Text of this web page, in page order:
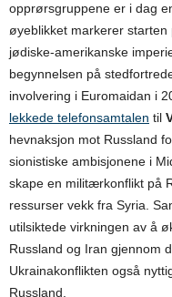
opprørsgruppene er i dag
øyeblikket markerer
jødiske-amerikanske
begynnelsen på
involvering i Euromaidan i
lekkede telefonsamtalen til
hevnaksjon mot Russland
sionistiske ambisjonene i
skape en militærkonflikt på
ressurser vekk fra Syria.
utilsiktede virkningen av å
Russland og Iran gjennom
Ukrainakonflikten også
Russland.